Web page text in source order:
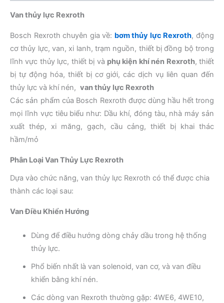
Van thủy lực Rexroth
Bosch Rexroth chuyên gia về: bơm thủy lực Rexroth, động
cơ thủy lực, van, xi lanh, trạm nguồn, thiết bị đồng bộ trong
lĩnh vực thủy lực, thiết bị và phụ kiện khí nén Rexroth, thiết
bị tự động hóa, thiết bị cơ giới, các dịch vụ liên quan đến
thủy lực và khí nén, van thủy lực Rexroth
Các sản phẩm của Bosch Rexroth được dùng hầu hết trong
mọi lĩnh vực tiêu biểu như: Dầu khí, đóng tàu, nhà máy sản
xuất thép, xi măng, gạch, cầu cảng, thiết bị khai thác
hầm/mỏ
Phân Loại Van Thủy Lực Rexroth
Dựa vào chức năng, van thủy lực Rexroth có thể được chia
thành các loại sau:
Van Điều Khiển Hướng
Dùng để điều hướng dòng chảy dầu trong hệ thống
thủy lực.
Phổ biến nhất là van solenoid, van cơ, và van điều
khiển bằng khí nén.
Các dòng van Rexroth thường gặp: 4WE6, 4WE10,